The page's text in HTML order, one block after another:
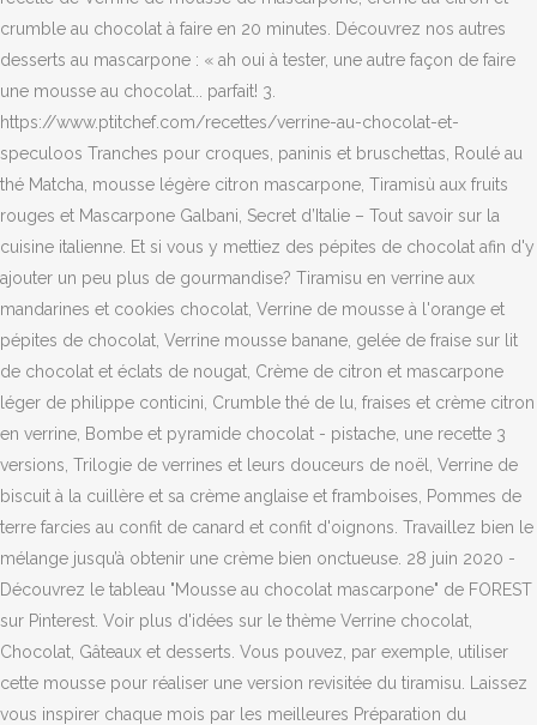
crumble au chocolat à faire en 20 minutes. Découvrez nos autres
desserts au mascarpone : « ah oui à tester, une autre façon de faire
une mousse au chocolat... parfait! 3.
https://www.ptitchef.com/recettes/verrine-au-chocolat-et-
speculoos Tranches pour croques, paninis et bruschettas, Roulé au
thé Matcha, mousse légère citron mascarpone, Tiramisù aux fruits
rouges et Mascarpone Galbani, Secret d’Italie – Tout savoir sur la
cuisine italienne. Et si vous y mettiez des pépites de chocolat afin d'y
ajouter un peu plus de gourmandise? Tiramisu en verrine aux
mandarines et cookies chocolat, Verrine de mousse à l'orange et
pépites de chocolat, Verrine mousse banane, gelée de fraise sur lit
de chocolat et éclats de nougat, Crème de citron et mascarpone
léger de philippe conticini, Crumble thé de lu, fraises et crème citron
en verrine, Bombe et pyramide chocolat - pistache, une recette 3
versions, Trilogie de verrines et leurs douceurs de noël, Verrine de
biscuit à la cuillère et sa crème anglaise et framboises, Pommes de
terre farcies au confit de canard et confit d'oignons. Travaillez bien le
mélange jusqu’à obtenir une crème bien onctueuse. 28 juin 2020 -
Découvrez le tableau "Mousse au chocolat mascarpone" de FOREST
sur Pinterest. Voir plus d'idées sur le thème Verrine chocolat,
Chocolat, Gâteaux et desserts. Vous pouvez, par exemple, utiliser
cette mousse pour réaliser une version revisitée du tiramisu. Laissez
vous inspirer chaque mois par les meilleures Préparation du